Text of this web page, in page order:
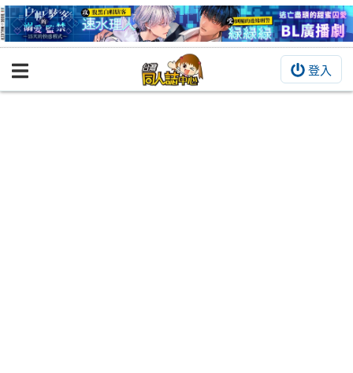
登入
BOOKY書集倉庫